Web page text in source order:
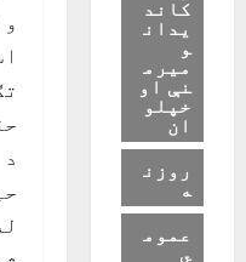
کاند
یدان
و
میرم
نې او
خپلو
ان
روزن
ه
عموم
ي